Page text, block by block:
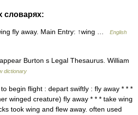
словарях:
fly away. Main Entry: ↑wing …
English
Burton s Legal Thesaurus. William
dictionary
begin flight : depart swiftly : fly away * * *
winged creature) fly away * * * take wing
took wing and flew away. often used